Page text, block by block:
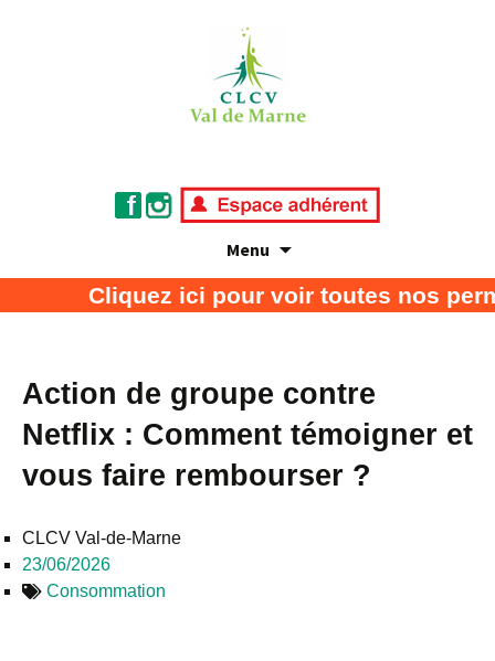
Menu
CLCV Val de Marne
Association de défense des consommateurs
Cliquez ici pour voir toutes nos
Action de groupe contre
Netflix : Comment témoigner et
vous faire rembourser ?
CLCV Val-de-Marne
23/06/2026
Consommation